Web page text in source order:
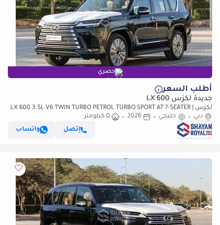
حصري
أطلب السعر
جديدة لكزس LX 600
لكزس LX 600 3.5L V6 TWIN TURBO PETROL TURBO SPORT AT 7-SEATER |
25-MARK LEVINSON 2026MY
دبي خليجي 2026
0 كيلومتر
إتصل
واتساب